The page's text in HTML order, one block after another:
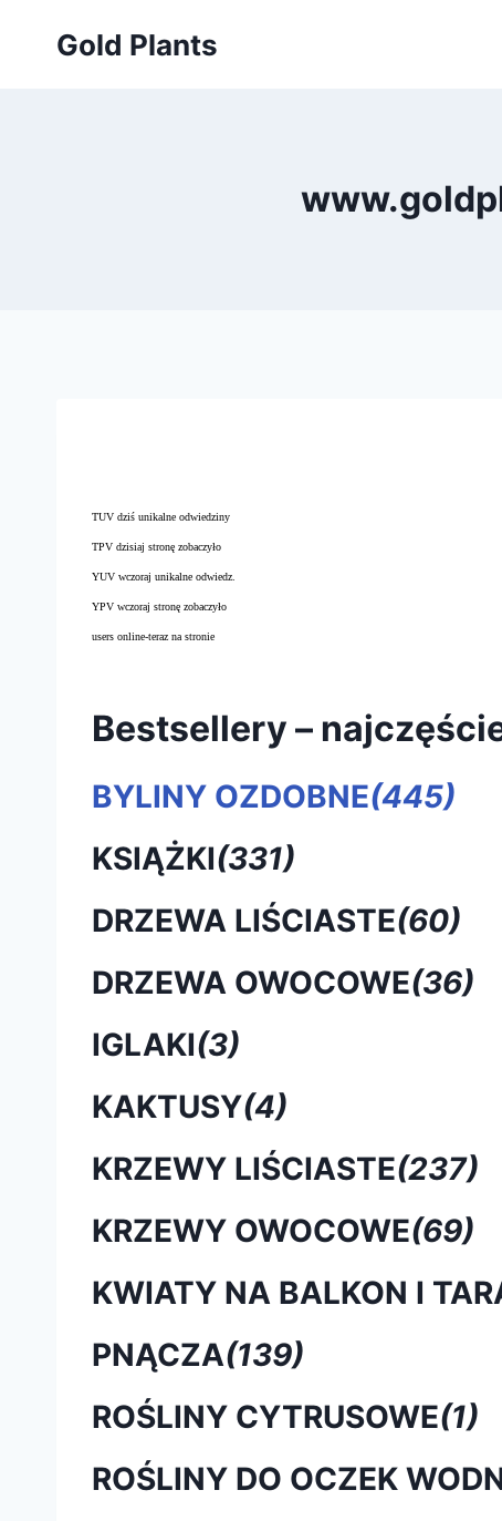
Gold Plants
TUV dziś unikalne odwiedziny
TPV dzisiaj stronę zobaczyło
YUV wczoraj unikalne odwiedz.
YPV wczoraj stronę zobaczyło
users online-teraz na stronie
Bestsellery –
BYLINY OZDOBNE(445)
KSIĄŻKI(331)
DRZEWA LIŚCIASTE(60)
DRZEWA OWOCOWE(36)
IGLAKI(3)
KAKTUSY(4)
KRZEWY LIŚCIASTE(237)
KRZEWY OWOCOWE(69)
KWIATY NA BALKON I
PNĄCZA(139)
ROŚLINY CYTRUSOWE(1)
ROŚLINY DO OCZEK